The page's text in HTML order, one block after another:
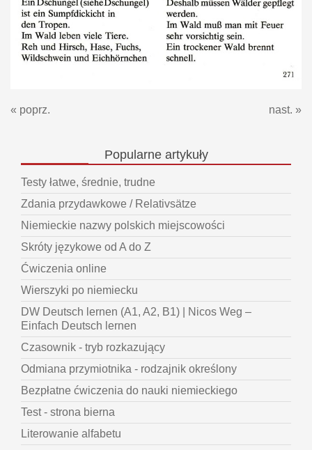
« poprz. nast. »
Popularneartykuły
Testy łatwe, średnie, trudne
Zdania przydawkowe / Relativsätze
Niemieckie nazwy polskich miejscowości
Skróty językowe od A do Z
Ćwiczenia online
Wierszyki po niemiecku
DW Deutsch lernen (A1, A2, B1) | Nicos Weg –
Einfach Deutsch lernen
Czasownik - tryb rozkazujący
Odmiana przymiotnika - rodzajnik określony
Bezpłatne ćwiczenia do nauki niemieckiego
Test - strona bierna
Literowanie alfabetu